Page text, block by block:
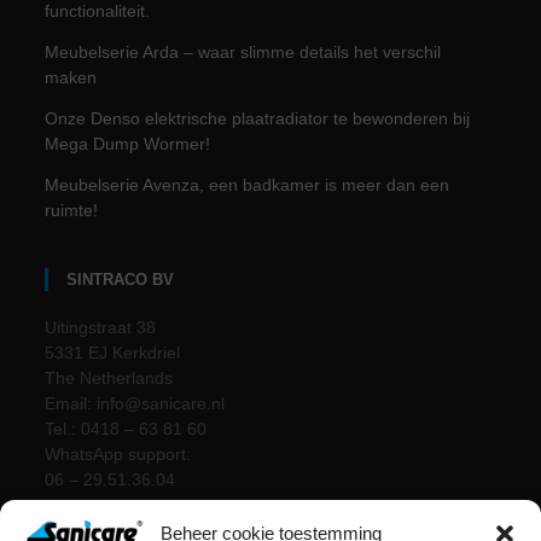
Beheer cookie toestemming
functionaliteit.
Meubelserie Arda – waar slimme details het verschil
maken
Onze Denso elektrische plaatradiator te bewonderen bij
Mega Dump Wormer!
Meubelserie Avenza, een badkamer is meer dan een
ruimte!
SINTRACO BV
Uitingstraat 38
5331 EJ Kerkdriel
The Netherlands
Email: info@sanicare.nl
Tel.: 0418 – 63 81 60
WhatsApp support:
06 – 29.51.36.04